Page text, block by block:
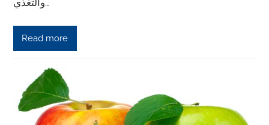
والتغذي…
Read more